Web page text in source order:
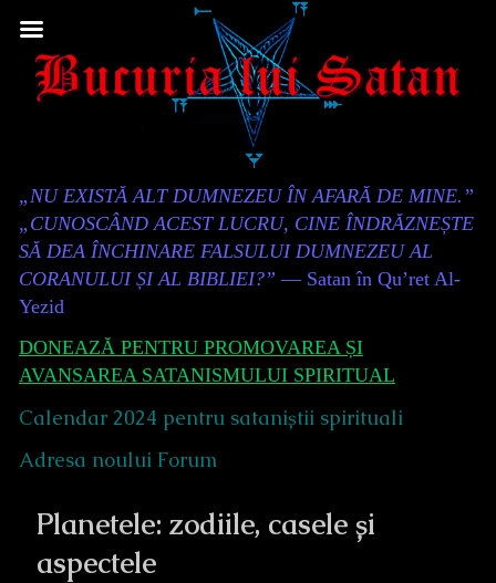
to
Content
Header
„NU EXISTĂ ALT DUMNEZEU ÎN AFARĂ DE MINE.”
„CUNOSCÂND ACEST LUCRU, CINE ÎNDRĂZNEȘTE
SĂ DEA ÎNCHINARE FALSULUI DUMNEZEU AL
CORANULUI ȘI AL BIBLIEI?” — Satan în Qu’ret Al-
Yezid
DONEAZĂ PENTRU PROMOVAREA ȘI
AVANSAREA SATANISMULUI SPIRITUAL
Calendar 2024 pentru sataniștii spirituali
Adresa noului Forum
Planetele: zodiile, casele și
aspectele